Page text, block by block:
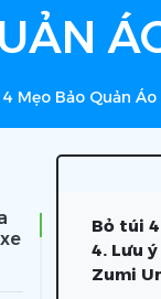
4 Mẹo Bảo Quản
Bỏ túi
4. Lưu
Zumi